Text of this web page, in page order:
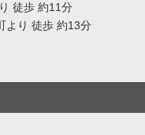
徒歩 約11分
より 徒歩 約13分